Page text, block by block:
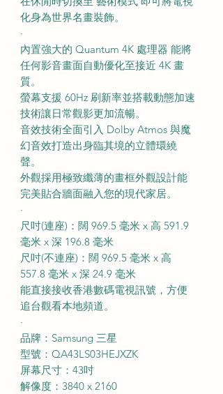
化身為世界名畫裝飾。
·
內置強大的 Quantum 4K 處理器 能將
任何影音畫面自動優化至接近 4K 畫
質。
螢幕支援 60Hz 刷新率並搭載動態加速
技術讓日常觀影更加流暢。
音效技術全面引入 Dolby Atmos 與魔
幻音效打造出身臨其境的立體環繞
聲。
外觀採用極致纖薄的畫框外觀設計能
完美貼合牆面融入您的現代家居。
·
尺吋(連座)：闊 969.5 毫米 x 高 591.9
毫米 x 深 196.8 毫米
尺吋(不連座)：闊 969.5 毫米 x 高
557.8 毫米 x 深 24.9 毫米
能直接接收香港數碼電視訊號，方便
追台觀看本地頻道。
·
品牌：Samsung 三星
型號：QA43LS03HEJXZK
屏幕尺寸：43吋
解像度：3840 x 2160